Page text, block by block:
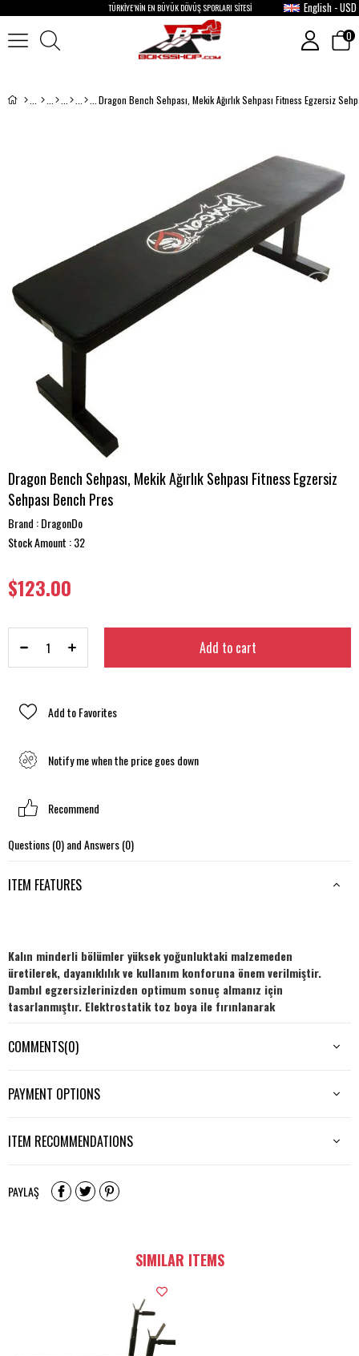
TÜRKİYE’NİN EN BÜYÜK DÖVÜŞ SPORLARI SİTESİ English - USD
0
Dragon Bench Sehpası, Mekik Ağırlık Sehpası Fitness Egzersiz
›
Dragon Bench Sehpası, Mekik Ağırlık Sehpası Fitness Egzersiz
Sehpası Bench Pres
Brand :DragonDo
Stock Amount :32
$123.00
Add to Favorites
Notify me when the price goes down
Recommend
Questions (0) and Answers (0)
ITEM FEATURES
Kalın minderli bölümler yüksek yoğunluktaki malzemeden
üretilerek, dayanıklılık ve kullanım konforuna önem verilmiştir.
Dambıl egzersizlerinizden optimum sonuç almanız için
tasarlanmıştır. Elektrostatik toz boya ile fırınlanarak
Yükseklik :45 cm.
COMMENTS(0)
PAYMENT OPTIONS
ITEM RECOMMENDATIONS
PAYLAŞ
SIMILAR ITEMS